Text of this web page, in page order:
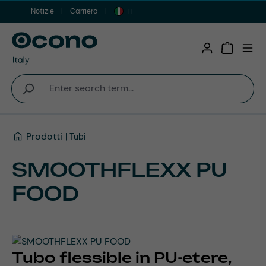
Vai al contenuto principale
Notizie Carriera IT
Prodotti Tubi
SMOOTHFLEXX PU
FOOD
Tubo flessible in PU-etere,